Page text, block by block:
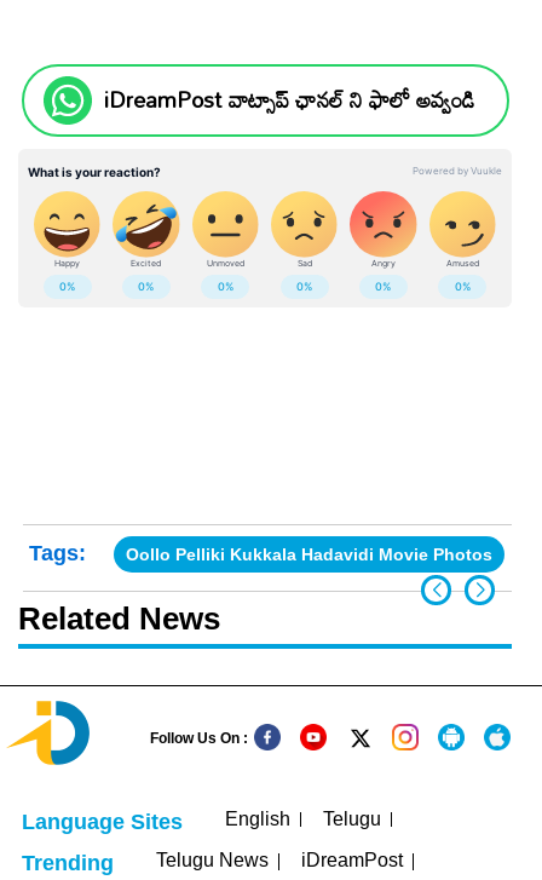
iDreamPost వాట్సాప్ ఛానల్ ని ఫాలో అవ్వండి
Tags: Oollo Pelliki Kukkala Hadavidi Movie Photos
Related News
Follow Us On :
Language Sites English Telugu
Trending Telugu News iDreamPost